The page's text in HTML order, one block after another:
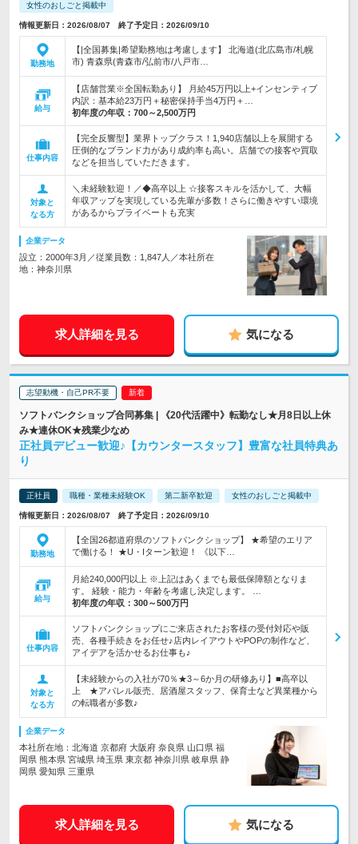
女性のおしごと掲載中
情報更新日：2026/08/07 終了予定日：2026/09/10
勤務地
【|全国募集|希望勤務地は考慮します】 北海道(北広島市/札幌
市) 青森県(青森市/弘前市/八戸市…
給与
【店舗営業※全国転勤あり】 月給45万円以上+インセンティブ
内訳：基本給23万円＋秘密保持手当4万円＋…
初年度の年収： 700～2,500万円
仕事内容
【完全反響型】業界トップクラス！1,940店舗以上を展開する
圧倒的なブランド力があり成約率も高い。店舗での接客や買取
などを担当していただきます。
対象と
なる方
＼未経験歓迎！／◆高卒以上 ☆接客スキルを活かして、大幅
年収アップを実現している先輩が多数！さらに働きやすい環境
があるからプライベートも充実
企業データ
設立：2000年3月／従業員数：1,847人／本社所在
地：神奈川県
求人詳細を見る 気になる
志望動機・自己PR不要
ソフトバンクショップ合同募集 | 《20代活躍中》転勤なし★月8日以上休
み★連休OK★残業少なめ
正社員デビュー歓迎♪【カウンタースタッフ】豊富な社員特典あ
り
正社員 職種・業種未経験OK 第二新卒歓迎 女性のおしごと掲載中
情報更新日：2026/08/07 終了予定日：2026/09/10
勤務地
【全国26都道府県のソフトバンクショップ】 ★希望のエリア
で働ける！ ★U・Iターン歓迎！ 《以下…
給与
月給240,000円以上 ※上記はあくまでも最低保障額となりま
す。 経験・能力・年齢を考慮し決定します。 …
初年度の年収： 300～500万円
仕事内容
ソフトバンクショップにご来店されたお客様の受付対応や販
売、各種手続きをお任せ♪店内レイアウトやPOPの制作など、
アイデアを活かせるお仕事も♪
対象と
なる方
【未経験からの入社が70％★3～6か月の研修あり】■高卒以
上 ★アパレル販売、居酒屋スタッフ、保育士など異業種から
の転職者が多数♪
企業データ
本社所在地：北海道 京都府 大阪府 奈良県 山口県 福
岡県 熊本県 宮城県 埼玉県 東京都 神奈川県 岐阜県 静
岡県 愛知県 三重県
求人詳細を見る 気になる